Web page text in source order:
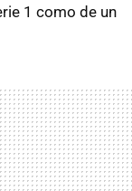
1 como de un